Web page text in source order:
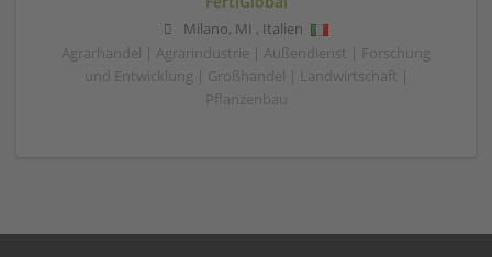
Milano, MI , Italien
Agrarhandel | Agrarindustrie | Außendienst | Forschung
und Entwicklung | Großhandel | Landwirtschaft |
Pflanzenbau